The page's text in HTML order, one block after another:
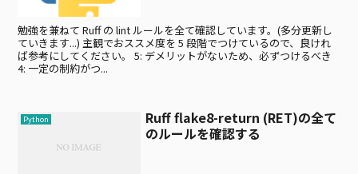
勉強を兼ねて Ruff の lint ルールを全て確認しています。(多分更新し
ていきます...) 主観でおススメ度を 5 段階でつけているので、良けれ
ば参考にしてください。 5: デメリットがないため、必ずつけるべき
4: 一定の制約がつ...
Python
Ruff flake8-return (RET)の全て
のルールを確認する